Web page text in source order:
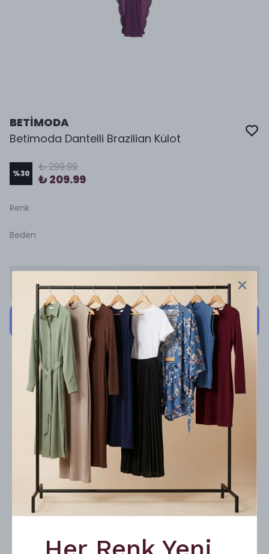
BETİMODA
Betimoda Dantelli Brazilian Külot
%30 ₺ 299.99
₺ 209.99
Renk
Beden
Stoğa Gelince Haber Ver
Cayma hakkı kapsamında yapılacak iadelerde kargo
ücreti alıcıya aittir.
Ürün Açıklaması
Betimoda Dantelli Brazilian Külot
%100 Yerli Üretim
%80 Polyamid %20 Elastan
Ürünü, üstündeki yıkama talimatlarına uygun
yıkadığınız takdirde daha uzun ömürlü
olacaktır.